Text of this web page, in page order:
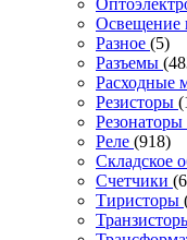
Освещение
Разное (5)
Разъемы
Расходные
Резисторы
Реле (918)
Складское
Счетчики
Тиристоры